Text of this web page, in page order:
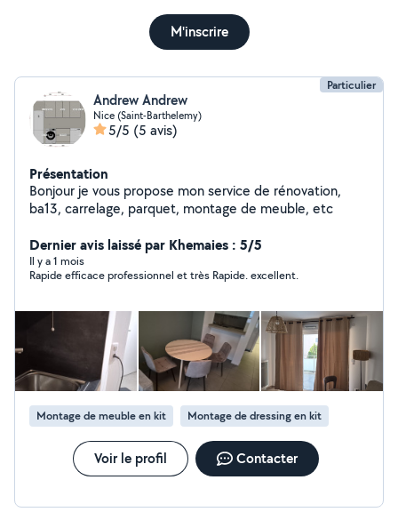
M'inscrire
Particulier
Andrew Andrew
Nice (Saint-Barthelemy)
5/5 (5 avis)
Présentation
Bonjour je vous propose mon service de rénovation,
ba13, carrelage, parquet, montage de meuble, etc
Dernier avis laissé par Khemaies : 5/5
Il y a 1 mois
Rapide efficace professionnel et très Rapide. excellent.
Montage de meuble en kit Montage de dressing en kit
Voir le profil Contacter